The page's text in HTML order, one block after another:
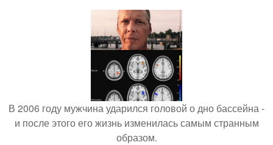
В 2006 году мужчина ударился головой о дно бассейна -
и после этого его жизнь изменилась самым странным
образом.